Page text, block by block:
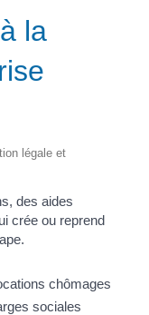
la
légale et
des aides
crée ou reprend
chômages
sociales